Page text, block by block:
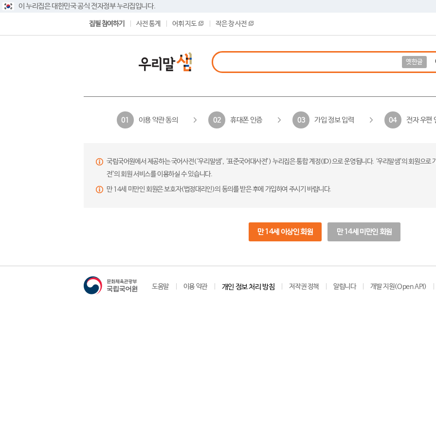
이 누리집은 대한민국 공식 전자정부 누리집입니다.
집필 참여하기 사전 통계 어휘 지도 작은 창 사전
옛한글
01 이용 약관 동의 02 휴대폰 인증 03 가입 정보 입력 04 전자 우편
국립국어원에서 제공하는 국어사전(‘우리말샘’, ‘표준국어대사전’) 누리집은 통합 계정(ID)으로 운영됩니다. ‘우리말샘’의 회원으
전’의 회원 서비스를 이용하실 수 있습니다.
만 14세 미만인 회원은 보호자(법정대리인)의 동의를 받은 후에 가입하여 주시기 바랍니다.
만 14세 이상인 회원 만 14세 미만인 회원
도움말 이용 약관 개인 정보 처리 방침 저작권 정책 알립니다 개발 지원(Open API)